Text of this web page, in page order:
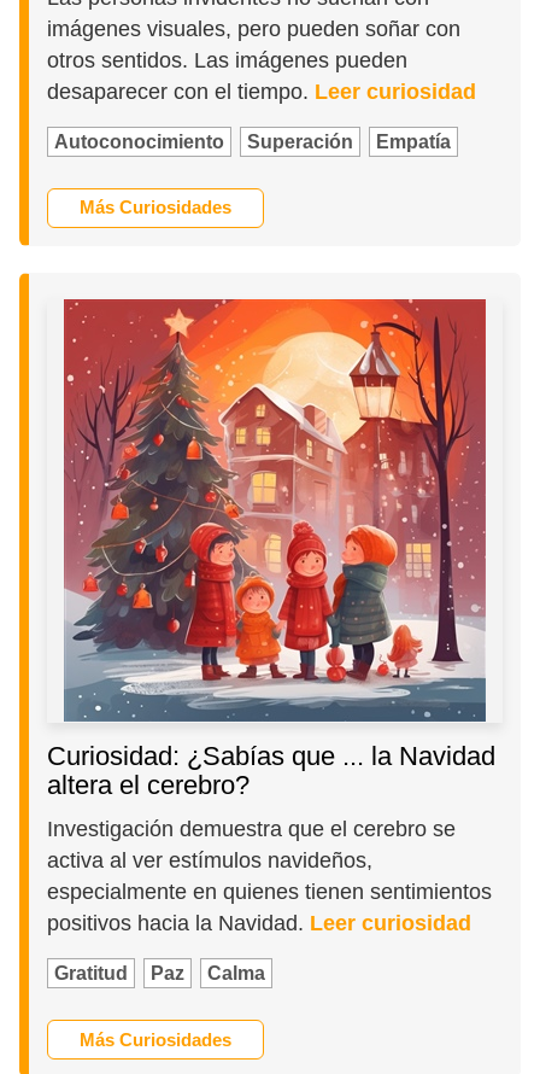
imágenes visuales, pero pueden soñar con
otros sentidos. Las imágenes pueden
desaparecer con el tiempo. Leer curiosidad
Autoconocimiento Superación Empatía
Más Curiosidades
Curiosidad: ¿Sabías que ... la Navidad
altera el cerebro?
Investigación demuestra que el cerebro se
activa al ver estímulos navideños,
especialmente en quienes tienen sentimientos
positivos hacia la Navidad. Leer curiosidad
Gratitud Paz Calma
Más Curiosidades